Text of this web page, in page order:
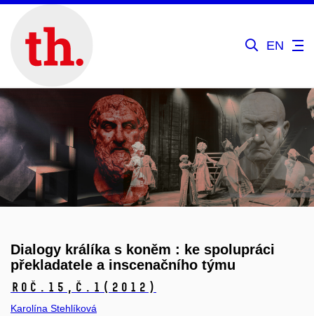
EN
Dialogy králíka s koněm : ke spolupráci
překladatele a inscenačního týmu
Roč.15, č.1 (2012)
Karolína Stehlíková